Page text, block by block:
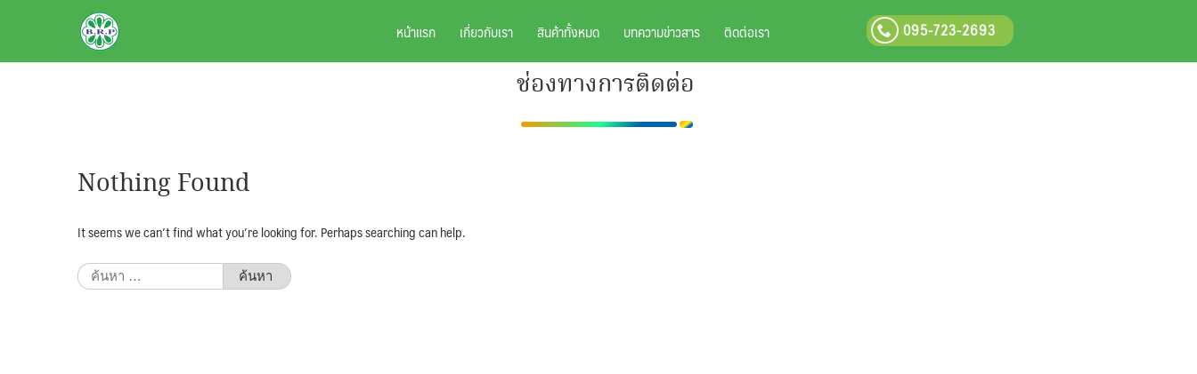
BRPAUTO.COM 095-723-2693
หน้าแรก เกี่ยวกับเรา สินค้าทั้งหมด บทความข่าวสาร ติดต่อเรา
ช่องทางการติดต่อ
Nothing Found
It seems we can’t find what you’re looking for. Perhaps searching can help.
ค้นหา
สำหรับ: